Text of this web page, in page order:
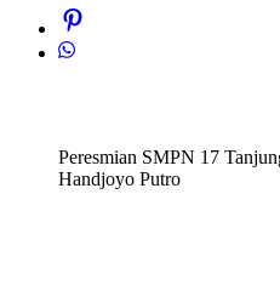
Peresmian SMPN 17
Handjoyo Putro